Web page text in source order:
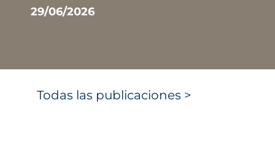
29/06/2026
Todas las publicaciones >